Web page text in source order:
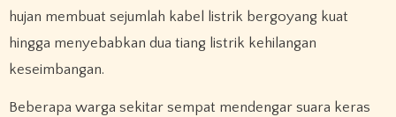
hujan membuat sejumlah kabel listrik bergoyang kuat
hingga menyebabkan dua tiang listrik kehilangan
keseimbangan.
Beberapa warga sekitar sempat mendengar suara keras